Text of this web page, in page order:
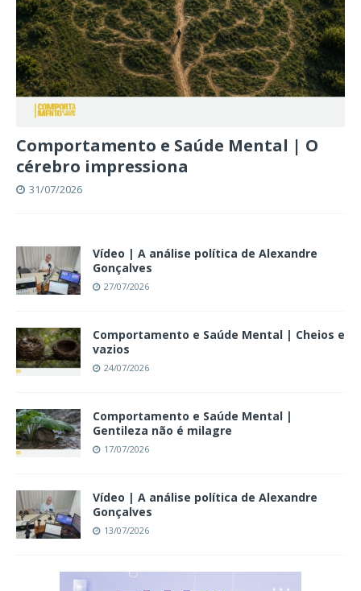
Comportamento e Saúde Mental | O
cérebro impressiona
31/07/2026
Vídeo | A análise política de Alexandre
Gonçalves
27/07/2026
Comportamento e Saúde Mental | Cheios e
vazios
24/07/2026
Comportamento e Saúde Mental |
Gentileza não é milagre
17/07/2026
Vídeo | A análise política de Alexandre
Gonçalves
13/07/2026